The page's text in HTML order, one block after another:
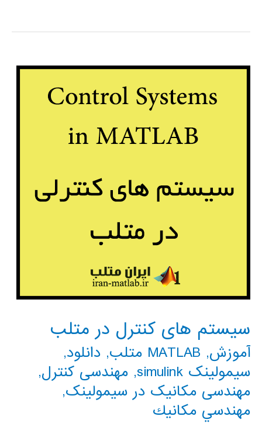
سیستم های کنترل در متلب
آموزش, MATLAB متلب , دانلود,
سیمولینک simulink
, مهندسی کنترل,
مهندسی مکانیک در سیمولینک,
مهندسي مكانيك